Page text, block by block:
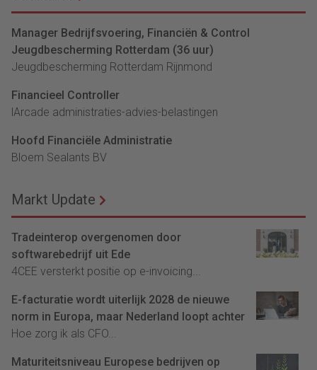
Manager Bedrijfsvoering, Financiën & Control
Jeugdbescherming Rotterdam (36 uur)
Jeugdbescherming Rotterdam Rijnmond
Financieel Controller
lArcade administraties-advies-belastingen
Hoofd Financiële Administratie
Bloem Sealants BV
Markt Update
Tradeinterop overgenomen door
softwarebedrijf uit Ede
4CEE versterkt positie op e-invoicing...
E-facturatie wordt uiterlijk 2028 de nieuwe
norm in Europa, maar Nederland loopt achter
Hoe zorg ik als CFO...
Maturiteitsniveau Europese bedrijven op